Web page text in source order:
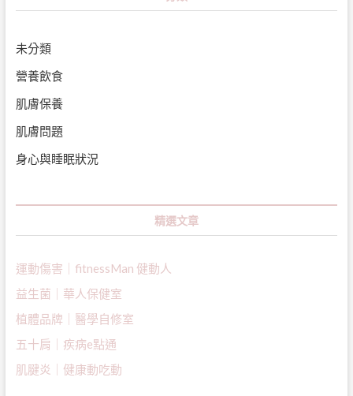
未分類
營養飲食
肌膚保養
肌膚問題
身心與睡眠狀況
精選文章
運動傷害｜fitnessMan 健動人
益生菌｜ 華人保健室
植體品牌｜醫學自修室
五十肩｜疾病e點通
肌腱炎｜健康動吃動